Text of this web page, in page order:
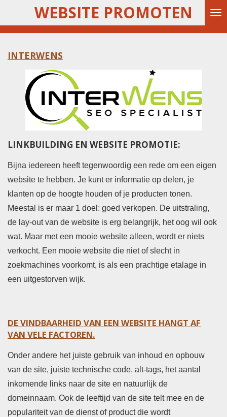
direct
de
hoofdinhoud
WEBSITE PROMOTEN
INTERWENS
LINKBUILDING EN WEBSITE PROMOTIE:
Bijna iedereen heeft tegenwoordig een rede om een eigen
website te hebben. Je kunt er informatie op delen, je
klanten op de hoogte houden of je producten tonen.
Meestal is er maar 1 doel: goed verkopen. De uitstraling,
de lay-out van de website is erg belangrijk, het oog wil ook
wat. Maar met een mooie website alleen, wordt er niets
verkocht. Een mooie website die niet of slecht in
zoekmachines voorkomt, is als een prachtige etalage in
een uitgestorven wijk.
DE VINDBAARHEID VAN EEN WEBSITE HANGT AF
VAN VELE FACTOREN.
Onder andere het juiste gebruik van inhoud en opbouw
van de site, juiste technische code, alt-tags, het aantal
inkomende links naar de site en natuurlijk de
domeinnaam. Ook de leeftijd van de site telt mee en de
populariteit van de dienst of product die wordt